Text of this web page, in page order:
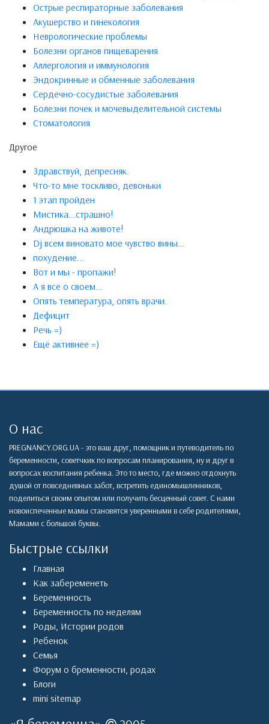
Острые респираторные заболевания
Акушерство и гинекология
Неврологические проблемы
Болезни органов пищеварения
Аллергология и иммунология
Эндокринные и обменные заболевания
Сердечно-сосудистые заболевания
Болезни почек и мочевыделительной системы
Стоматология
Другое
Здравствуй, депресняк.
Что-то мне тоскливо, девоньки
1 этап пройден
Мистика...страшно!
Андрюшка на животе!
Dj всем виновато мое чувство вины...
похудение...
Вот и мы - пропажи!
А я все о своем...
Опять температура, опять врачи.
Дефицит
Речь =)
Ещё активнее =)
О нас
PREGNANCY.ORG.UA - это ваш друг, помощник и путеводитель по
беременности, советчкик по вопросам планирования, ну и друг в
вопросах воспитания ребенка. Это то место, где можно отдохнуть
душой от повседневных забот, встретить единомышленников,
поделиться своим опытом или получить бесценный совет. С нами
новоиспеченные мамы становятся уверенными в себе родителями,
Мамами с большой буквы.
Быстрые ссылки
Главная
Как забеременеть
Беременность
Беременность по неделям
Роды, Истории родов
Ребенок
Семья
Форум о бременности, родах
Блоги
mini sitemap